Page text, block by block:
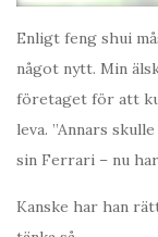
Enligt feng shui
något nytt. Min
företaget för att
leva. ”Annars
sin Ferrari – nu
Kanske har han